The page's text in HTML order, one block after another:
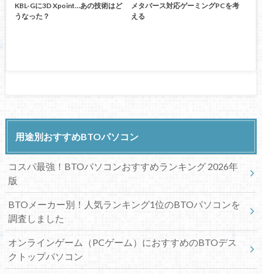
KBL-Gに3D Xpoint…あの技術はど
うなった？
メタバース対応ゲーミングPCを考
える
用途別おすすめBTOパソコン
コスパ最強！BTOパソコンおすすめランキング 2026年
版
BTOメーカー別！人気ランキング1位のBTOパソコンを
調査しました
オンラインゲーム（PCゲーム）におすすめのBTOデス
クトップパソコン